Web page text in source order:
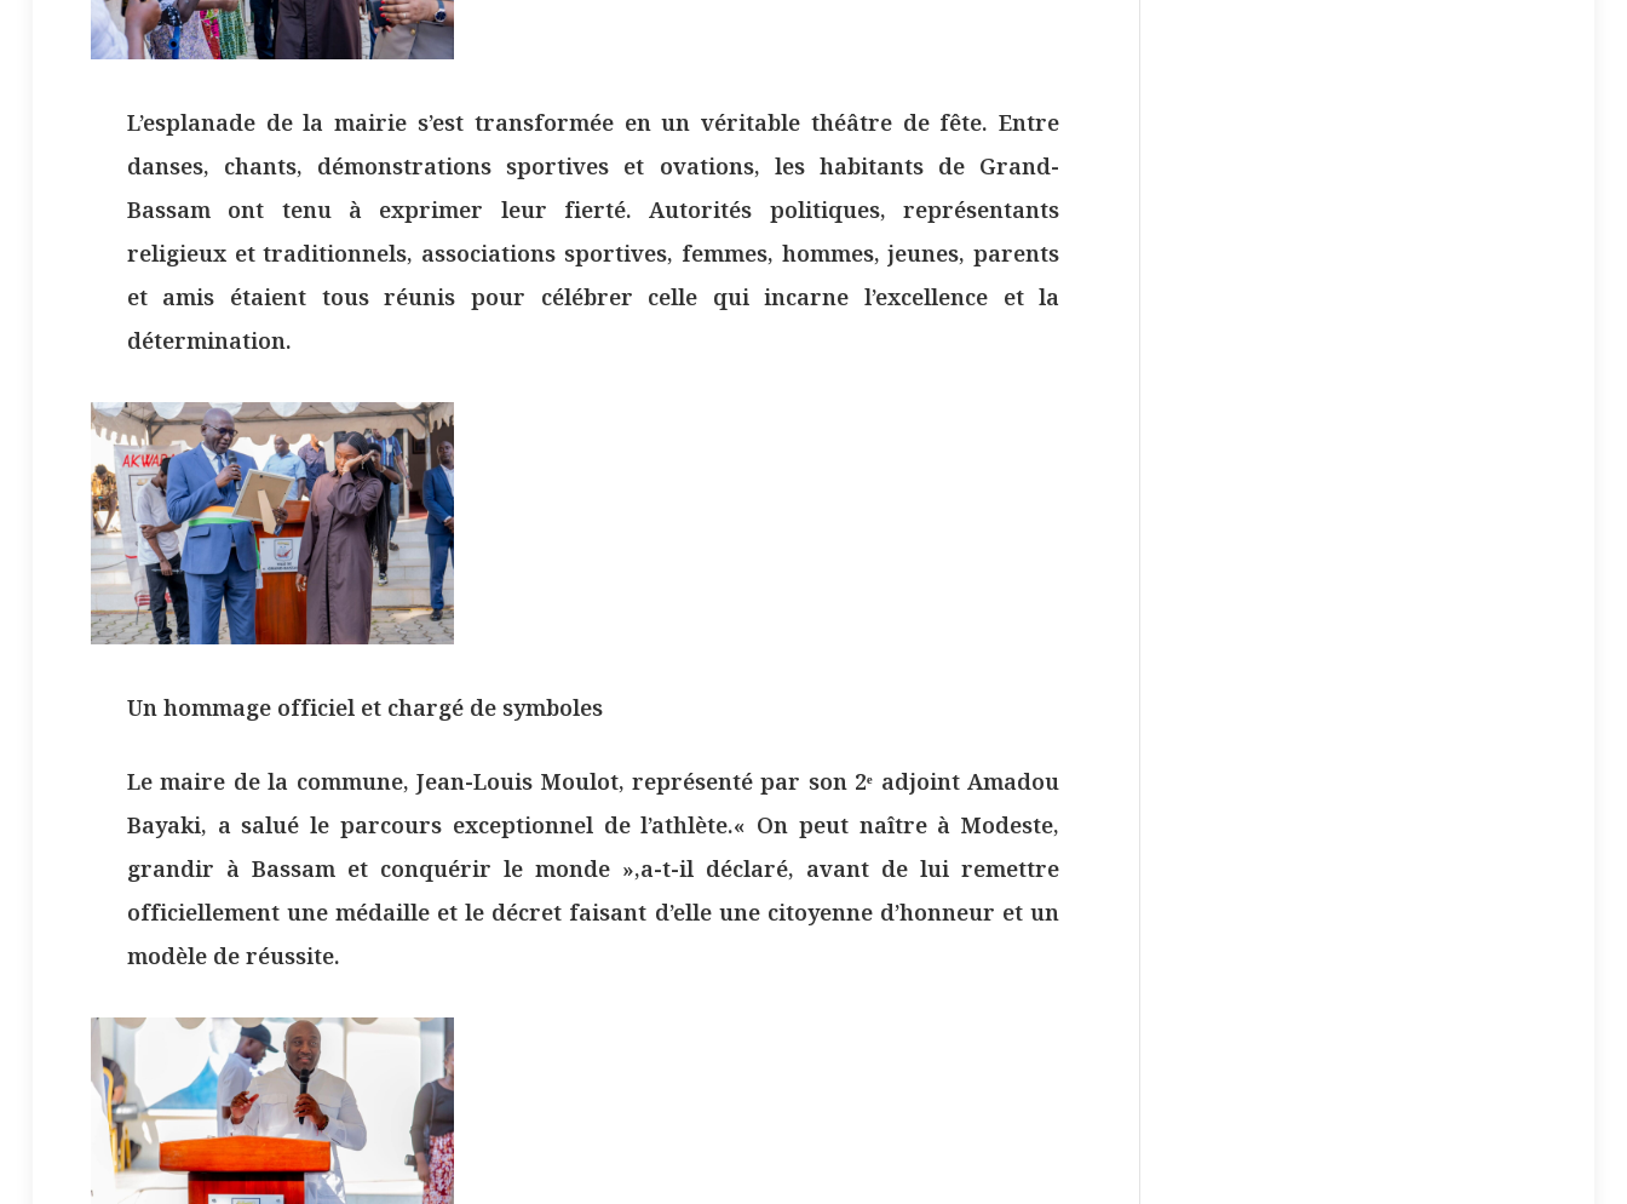
L’esplanade de la mairie s’est transformée en un véritable théâtre de fête. Entre
danses, chants, démonstrations sportives et ovations, les habitants de Grand-
Bassam ont tenu à exprimer leur fierté. Autorités politiques, représentants
religieux et traditionnels, associations sportives, femmes, hommes, jeunes, parents
et amis étaient tous réunis pour célébrer celle qui incarne l’excellence et la
détermination.
Un hommage officiel et chargé de symboles
Le maire de la commune, Jean-Louis Moulot, représenté par son 2ᵉ adjoint Amadou
Bayaki, a salué le parcours exceptionnel de l’athlète.« On peut naître à Modeste,
grandir à Bassam et conquérir le monde »,a-t-il déclaré, avant de lui remettre
officiellement une médaille et le décret faisant d’elle une citoyenne d’honneur et un
modèle de réussite.